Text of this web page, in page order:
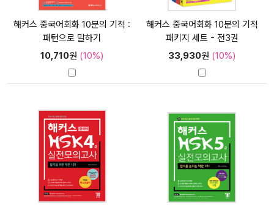
해커스 중국어회화 10분의 기적 :
패턴으로 말하기
10,710원 (10%)
해커스 중국어회화 10분의 기적
패키지 세트 - 전3권
33,930원 (10%)